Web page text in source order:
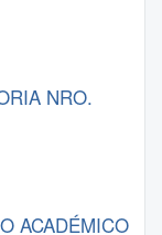
NRO.
ACADÉMICO